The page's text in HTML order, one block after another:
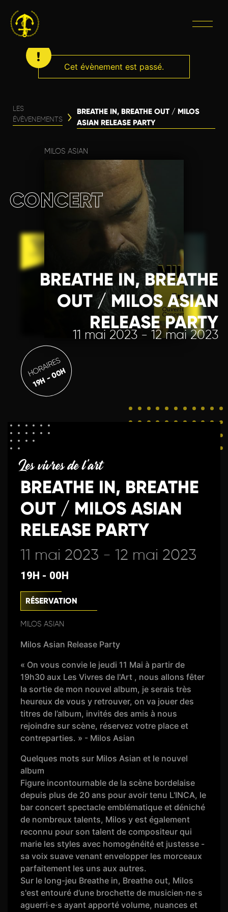
Cet évènement est passé.
LES
ÉVÈVENEMENTS
BREATHE IN, BREATHE OUT / MILOS
ASIAN RELEASE PARTY
MILOS ASIAN
BREATHE IN, BREATHE
OUT / MILOS ASIAN
RELEASE PARTY
11 mai 2023 - 12 mai 2023
CONCERT
HORAIRES
19H - 00H
Les vivres de l'art
BREATHE IN, BREATHE
OUT / MILOS ASIAN
RELEASE PARTY
11 mai 2023 - 12 mai 2023
19H - 00H
RÉSERVATION
MILOS ASIAN
Milos Asian Release Party
« On vous convie le jeudi 11 Mai à partir de
19h30 aux Les Vivres de l'Art , nous allons fêter
la sortie de mon nouvel album, je serais très
heureux de vous y retrouver, on va jouer des
titres de l’album, invités des amis à nous
rejoindre sur scène, réservez votre place et
contreparties. » - Milos Asian
Quelques mots sur Milos Asian et le nouvel
album
Figure incontournable de la scène bordelaise
depuis plus de 20 ans pour avoir tenu L'INCA, le
bar concert spectacle emblématique et déniché
de nombreux talents, Milos y est également
reconnu pour son talent de compositeur qui
marie les styles avec homogénéité et justesse -
sa voix suave venant envelopper les morceaux
parfaitement les uns aux autres.
Sur le long-jeu Breathe in, Breathe out, Milos
s'est entouré d’une brochette de musicien·ne·s
aguerri·e·s ayant apporté volume, nuances et